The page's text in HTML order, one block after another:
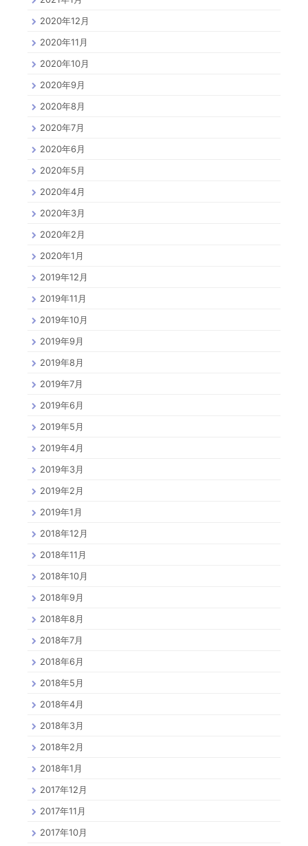
2020年12月
2020年11月
2020年10月
2020年9月
2020年8月
2020年7月
2020年6月
2020年5月
2020年4月
2020年3月
2020年2月
2020年1月
2019年12月
2019年11月
2019年10月
2019年9月
2019年8月
2019年7月
2019年6月
2019年5月
2019年4月
2019年3月
2019年2月
2019年1月
2018年12月
2018年11月
2018年10月
2018年9月
2018年8月
2018年7月
2018年6月
2018年5月
2018年4月
2018年3月
2018年2月
2018年1月
2017年12月
2017年11月
2017年10月